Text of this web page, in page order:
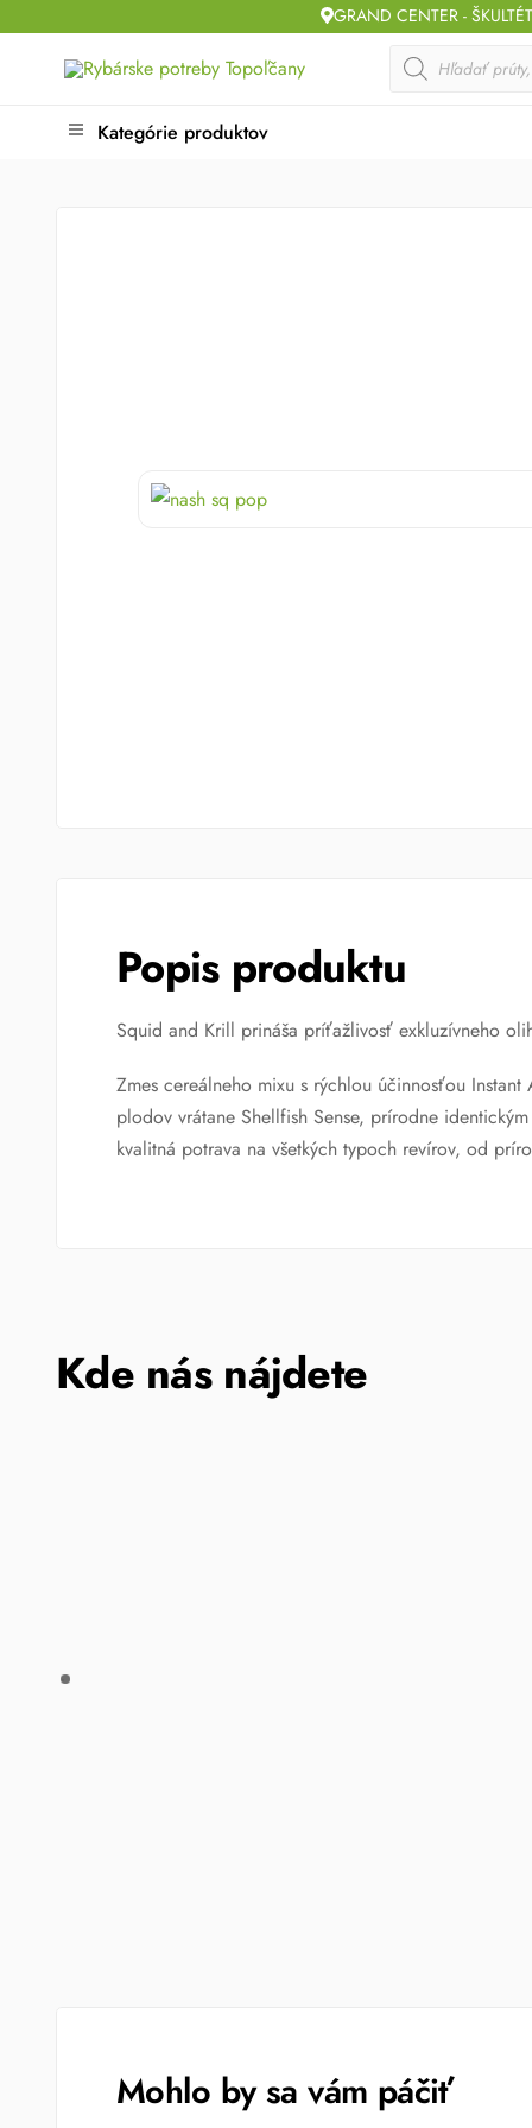
GRAND CENTER -
Products
search
Kategórie produktov
Popis produktu
Squid and Krill prináša príťažlivosť exkluzívneho
Zmes cereálneho mixu s rýchlou účinnosťou
plodov vrátane Shellfish Sense, prírodne
kvalitná potrava na všetkých typoch revírov, od
Kde nás nájdete
Mohlo by sa vám páčiť